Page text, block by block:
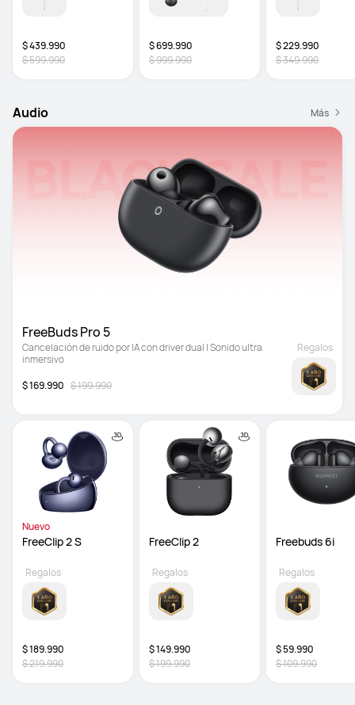
$ 439.990
$ 599.990
$ 699.990
$ 999.990
$ 229.990
$ 349.990
Audio Más
FreeBuds Pro 5
Cancelación de ruido por IA con driver dual | Sonido ultra
inmersivo
$ 169.990 $ 199.990
Regalos
Nuevo
FreeClip 2 S
$ 189.990
$ 219.990
Regalos
FreeClip 2
$ 149.990
$ 199.990
Regalos
Freebuds 6i
$ 59.990
$ 109.990
Regalos